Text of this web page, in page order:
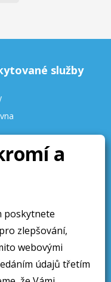
a
poskytnete
zlepšování,
webovými
služby
nás